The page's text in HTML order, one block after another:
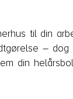
til din
–
din